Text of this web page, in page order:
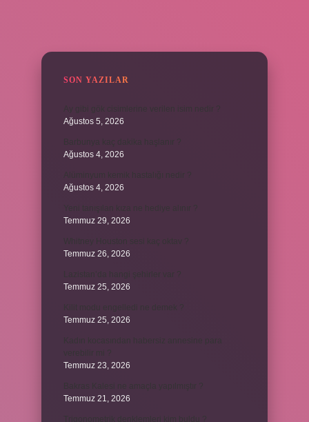
SON YAZILAR
Ağustos 5, 2026
Ağustos 4, 2026
Ağustos 4, 2026
Temmuz 29, 2026
Temmuz 26, 2026
Temmuz 25, 2026
Temmuz 25, 2026
Temmuz 23, 2026
Temmuz 21, 2026